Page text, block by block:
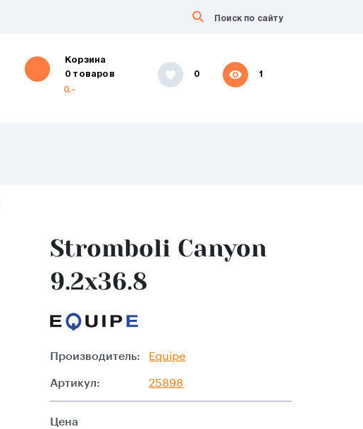
Корзина
0 товаров
0.-
0 1
Stromboli Canyon
9.2x36.8
Производитель: Equipe
Артикул: 25898
Цена